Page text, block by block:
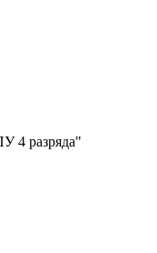
4 разряда"